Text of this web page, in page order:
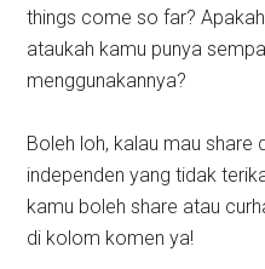
things come so far?
ataukah kamu punya
menggunakannya?
Boleh loh, kalau mau share
independen yang tidak
kamu boleh share atau
di kolom komen ya!